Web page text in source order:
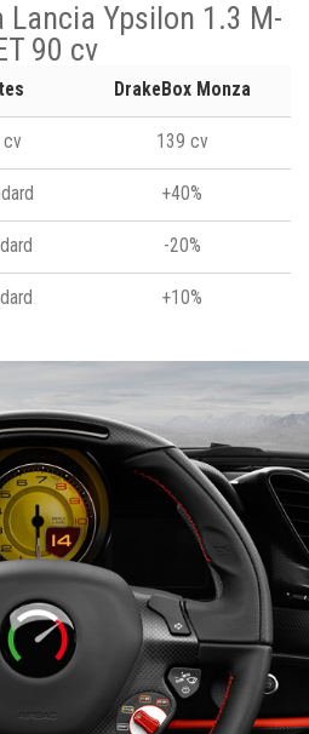
Lancia Ypsilon 1.3 M-
90 cv
DrakeBox Monza
139 cv
+40%
-20%
+10%